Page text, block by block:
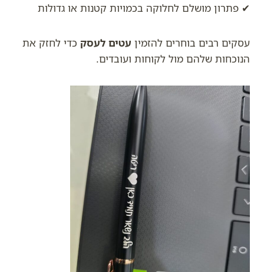
✔ פתרון מושלם לחלוקה בכמויות קטנות או גדולות
עסקים רבים בוחרים להזמין עטים לעסק כדי לחזק את
הנוכחות שלהם מול לקוחות ועובדים.